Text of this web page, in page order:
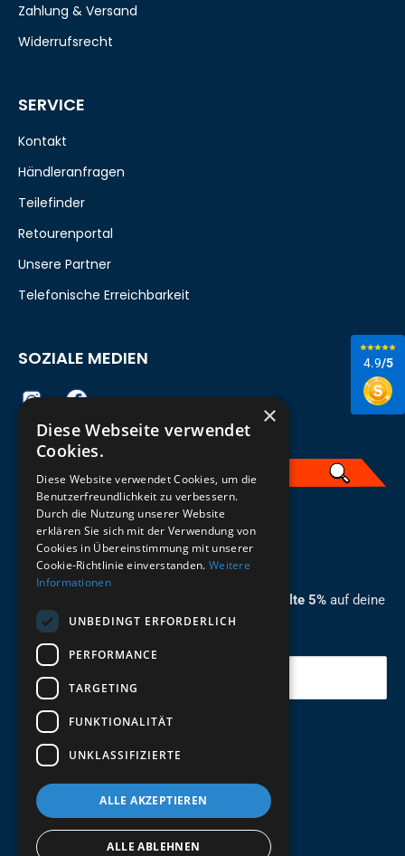
4.9/5
ZUM NEWSLETTER ANMELDEN
Melde dich jetzt zum Newsletter an und erhalte 5% auf deine
erste Bestellung.
Deine Email
Abschicken
Zahlung & Versand
Widerrufsrecht
SERVICE
Kontakt
Händleranfragen
Teilefinder
Retourenportal
Unsere Partner
Telefonische Erreichbarkeit
SOZIALE MEDIEN
German
×
Diese Webseite verwendet
Cookies.
Diese Website verwendet Cookies, um die
Benutzerfreundlichkeit zu verbessern.
Durch die Nutzung unserer Website
erklären Sie sich mit der Verwendung von
Cookies in Übereinstimmung mit unserer
Cookie-Richtlinie einverstanden. Weitere
Informationen
UNBEDINGT ERFORDERLICH
PERFORMANCE
TARGETING
FUNKTIONALITÄT
UNKLASSIFIZIERTE
ALLE AKZEPTIEREN
ALLE ABLEHNEN